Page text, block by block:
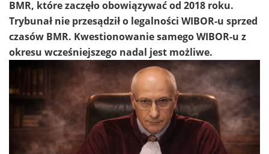
BMR, które zaczęło obowiązywać od 2018 roku.
Trybunał nie przesądził o legalności WIBOR-u sprzed
czasów BMR. Kwestionowanie samego WIBOR-u z
okresu wcześniejszego nadal jest możliwe.